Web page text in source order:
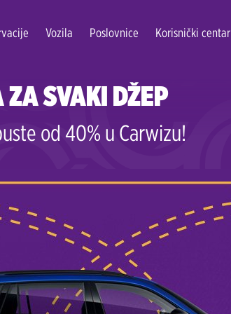
Vozila Poslovnice Korisnički centar
SVAKI DŽEP
od 40% u Carwizu!